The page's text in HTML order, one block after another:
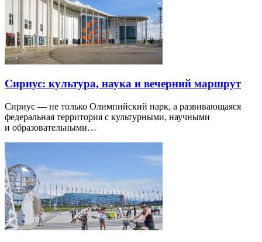
Сириус: культура, наука и вечерний маршрут
Сириус — не только Олимпийский парк, а развивающаяся
федеральная территория с культурными, научными
и образовательными…